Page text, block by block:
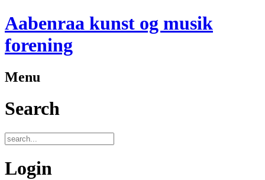
Aabenraa kunst og musik
forening
Menu
Search
Login